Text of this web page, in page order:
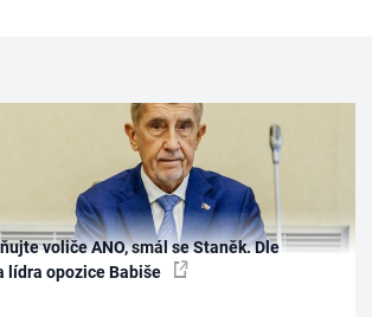
voliče ANO, smál se Staněk. Dle
lídra opozice Babiše